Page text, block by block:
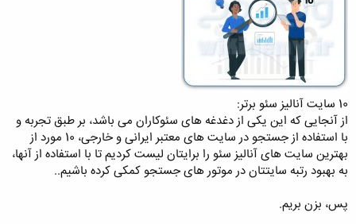
10 سایت آنالیز سئو برتر:
از آنجایی که این یکی از دغدغه های سئوکاران می باشد، بر طبق تجربه و
با استفاده از جستجو در سایت های معتبر ایرانی و خارجی، 10 مورد از
بهترین سایت های آنالیز سئو را برایتان لیست کردیم تا با استفاده از آنها،
به بهبود رتبه سایتتان در موتور های جستجو کمکی کرده باشیم..
پس، بزن بریم.